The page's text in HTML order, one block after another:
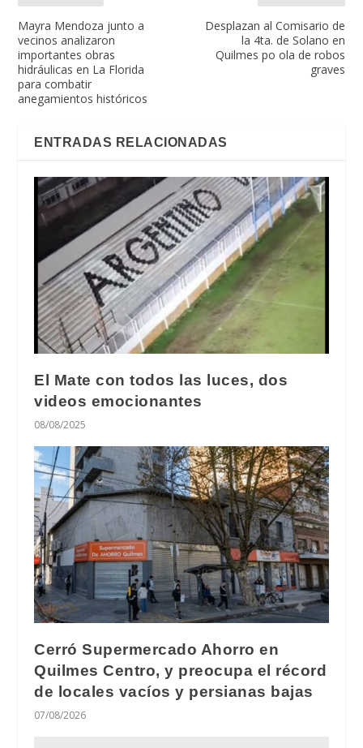
Mayra Mendoza junto a
vecinos analizaron
importantes obras
hidráulicas en La Florida
para combatir
anegamientos históricos
Desplazan al Comisario de
la 4ta. de Solano en
Quilmes po ola de robos
graves
ENTRADAS RELACIONADAS
El Mate con todos las luces, dos
videos emocionantes
08/08/2025
Cerró Supermercado Ahorro en
Quilmes Centro, y preocupa el récord
de locales vacíos y persianas bajas
07/08/2026